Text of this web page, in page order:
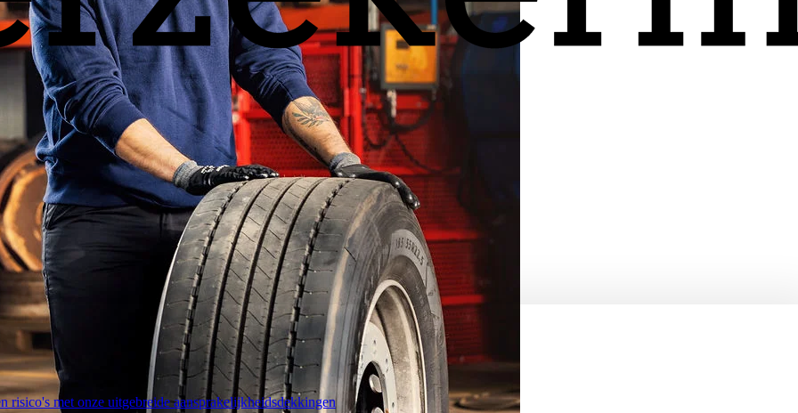
risico's met onze uitgebreide aansprakelijkheidsdekkingen